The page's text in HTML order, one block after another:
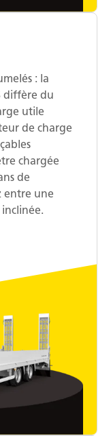
: la
diffère du
utile
de charge
chargée
de
entre une